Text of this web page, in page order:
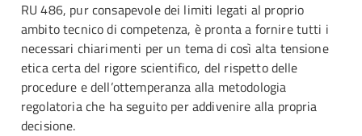
RU 486, pur consapevole dei limiti legati al proprio
ambito tecnico di competenza, è pronta a fornire tutti i
necessari chiarimenti per un tema di così alta tensione
etica certa del rigore scientifico, del rispetto delle
procedure e dell’ottemperanza alla metodologia
regolatoria che ha seguito per addivenire alla propria
decisione.